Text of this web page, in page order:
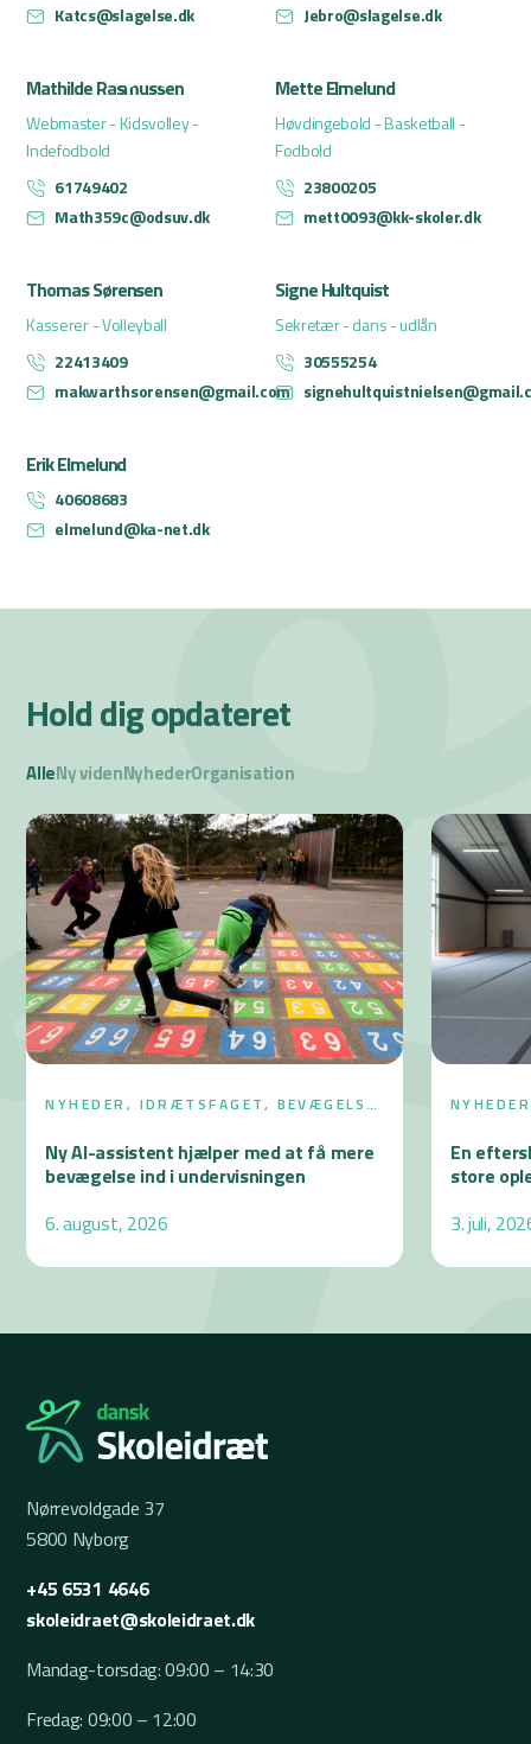
Katcs@slagelse.dk
Jebro@slagelse.dk
Mathilde Rasmussen
Webmaster - Kidsvolley -
Indefodbold
61749402
Math359c@odsuv.dk
Mette Elmelund
Høvdingebold - Basketball -
Fodbold
23800205
mett0093@kk-skoler.dk
Thomas Sørensen
Kasserer - Volleyball
22413409
makwarthsorensen@gmail.com
Signe Hultquist
Sekretær - dans - udlån
30555254
Erik Elmelund
40608683
elmelund@ka-net.dk
Hold dig opdateret
AlleNy videnNyhederOrganisation
NYHEDER, IDRÆTSFAGET, BEVÆGELSE
Ny AI-assistent hjælper med at få mere
bevægelse ind i undervisningen
6. august, 2026
NYHEDER
En
store
3. juli,
Nørrevoldgade 37
5800 Nyborg
+45 6531 4646
skoleidraet@skoleidraet.dk
Mandag-torsdag: 09:00 – 14:30
Fredag: 09:00 – 12:00